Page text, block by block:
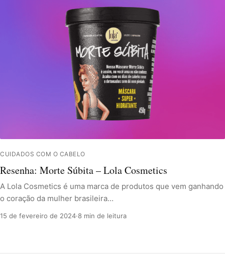
CUIDADOS COM O CABELO
Resenha: Morte Súbita – Lola Cosmetics
A Lola Cosmetics é uma marca de produtos que vem ganhando
o coração da mulher brasileira…
15 de fevereiro de 2024·8 min de leitura